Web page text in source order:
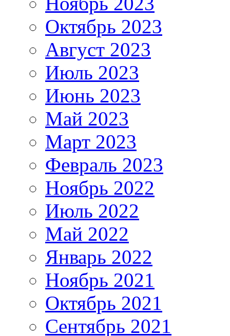
Октябрь 2023
Август 2023
Июль 2023
Июнь 2023
Май 2023
Март 2023
Февраль 2023
Ноябрь 2022
Июль 2022
Май 2022
Январь 2022
Ноябрь 2021
Октябрь 2021
Сентябрь 2021